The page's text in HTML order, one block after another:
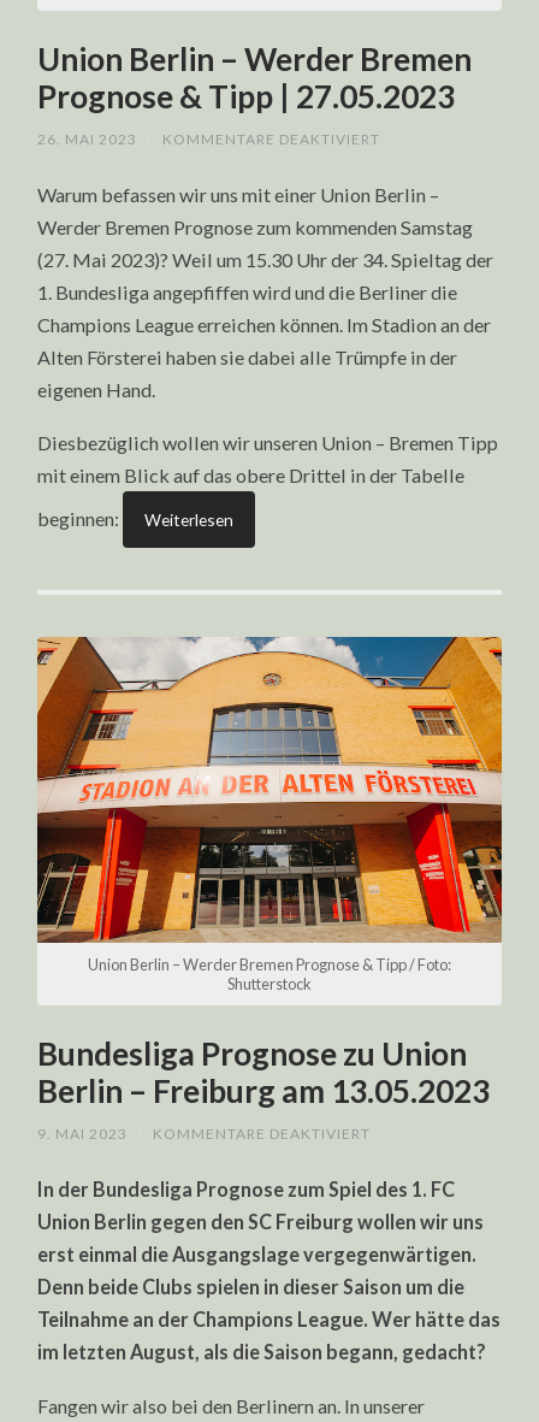
Union Berlin – Werder Bremen
Prognose & Tipp | 27.05.2023
26. MAI 2023 KOMMENTARE DEAKTIVIERT
–
BREMEN
&
|
27.05.2023
Warum befassen wir uns mit einer Union Berlin –
Werder Bremen Prognose zum kommenden Samstag
(27. Mai 2023)? Weil um 15.30 Uhr der 34. Spieltag der
1. Bundesliga angepfiffen wird und die Berliner die
Champions League erreichen können. Im Stadion an der
Alten Försterei haben sie dabei alle Trümpfe in der
eigenen Hand.
Diesbezüglich wollen wir unseren Union – Bremen Tipp
mit einem Blick auf das obere Drittel in der Tabelle
beginnen:
Weiterlesen
Union Berlin – Werder Bremen Prognose & Tipp / Foto:
Shutterstock
Bundesliga Prognose zu Union
Berlin – Freiburg am 13.05.2023
9. MAI 2023 KOMMENTARE DEAKTIVIERT
ZU
BERLIN
FREIBURG
13.05.2023
In der Bundesliga Prognose zum Spiel des 1. FC
Union Berlin gegen den SC Freiburg wollen wir uns
erst einmal die Ausgangslage vergegenwärtigen.
Denn beide Clubs spielen in dieser Saison um die
Teilnahme an der Champions League. Wer hätte das
im letzten August, als die Saison begann, gedacht?
Fangen wir also bei den Berlinern an. In unserer